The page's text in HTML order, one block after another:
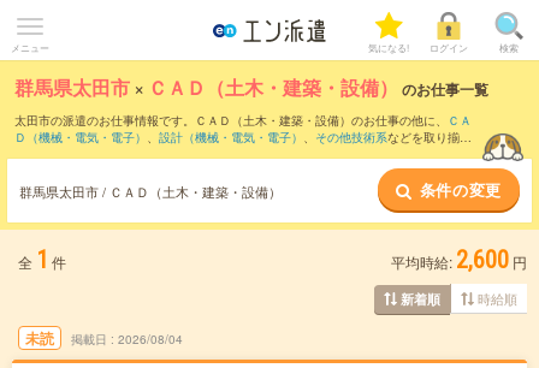
メニュー 気になる! ログイン 検索
群馬県太田市 × ＣＡＤ（土木・建築・設備） のお仕事一覧
太田市の派遣のお仕事情報です。ＣＡＤ（土木・建築・設備）のお仕事の他に、
ＣＡ
Ｄ（機械・電気・電子） 、 設計（機械・電気・電子） 、 その他技術系などを取り揃え
ＣＡＤ（土木・建築・設備）のお仕事とは？と
は？
群馬県太田市 / ＣＡＤ（土木・建築・設備） 条件の変更
全 1 件 平均時給: 2,600 円
新着順 時給順
未読 掲載日 2026/08/04